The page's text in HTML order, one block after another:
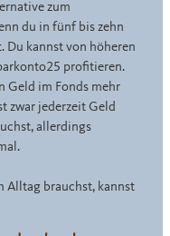
zum
du in fünf bis zehn
Du kannst von höheren
profitieren.
Geld im Fonds mehr
zwar jederzeit Geld
allerdings
Alltag brauchst, kannst